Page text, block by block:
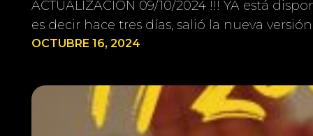
ACTUALIZACIÓN 09/10/2024 !!! YA está
es decir hace tres días, salió la nueva
OCTUBRE 16, 2024